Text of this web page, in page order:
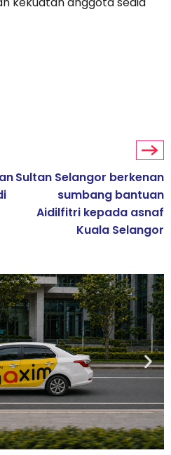
Sultan Selangor berkenan
sumbang bantuan
Aidilfitri kepada asnaf
Kuala Selangor